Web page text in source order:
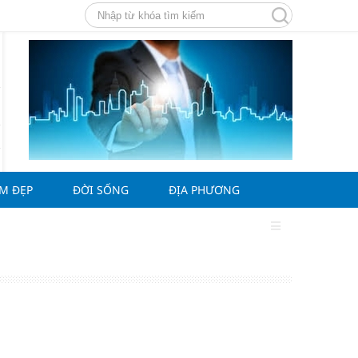
ĐẸP ĐỜI SỐNG ĐỊA PHƯƠNG